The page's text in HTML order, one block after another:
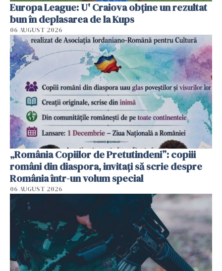
Europa League: U' Craiova obține un rezultat
bun în deplasarea de la Kups
06 AUGUST 2026
„România Copiilor de Pretutindeni”: copiii
români din diaspora, invitați să scrie despre
România într-un volum special
06 AUGUST 2026